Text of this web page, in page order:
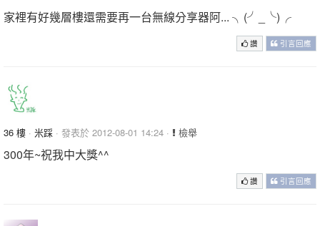
家裡有好幾層樓還需要再一台無線分享器阿... ╮(╯_╰)╭
讚 引言回應
36 樓 · 米踩 · 發表於 2012-08-01 14:24 · 檢舉
300年~祝我中大獎^^
讚 引言回應